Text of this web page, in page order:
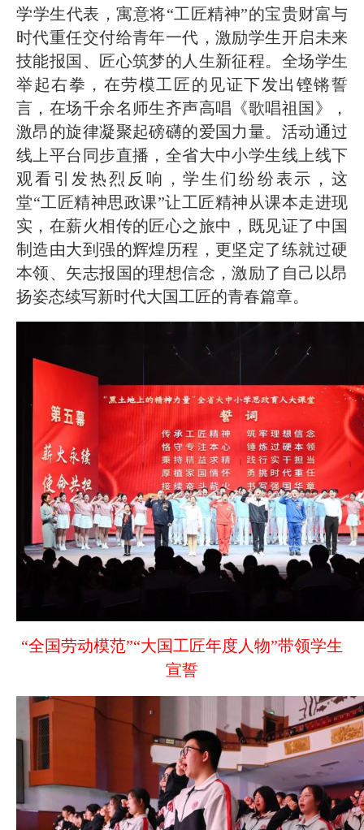
学学生代表，寓意将“工匠精神”的宝贵财富与
时代重任交付给青年一代，激励学生开启未来
技能报国、匠心筑梦的人生新征程。全场学生
举起右拳，在劳模工匠的见证下发出铿锵誓
言，在场千余名师生齐声高唱《歌唱祖国》，
激昂的旋律凝聚起磅礴的爱国力量。活动通过
线上平台同步直播，全省大中小学生线上线下
观看引发热烈反响，学生们纷纷表示，这
堂“工匠精神思政课”让工匠精神从课本走进现
实，在薪火相传的匠心之旅中，既见证了中国
制造由大到强的辉煌历程，更坚定了练就过硬
本领、矢志报国的理想信念，激励了自己以昂
扬姿态续写新时代大国工匠的青春篇章。
“全国劳动模范”“大国工匠年度人物”带领学生
宣誓